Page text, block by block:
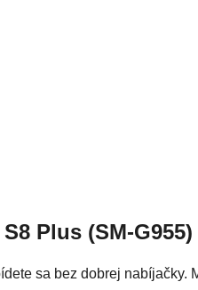
Plus (SM-G955)
sa bez dobrej nabíjačky.